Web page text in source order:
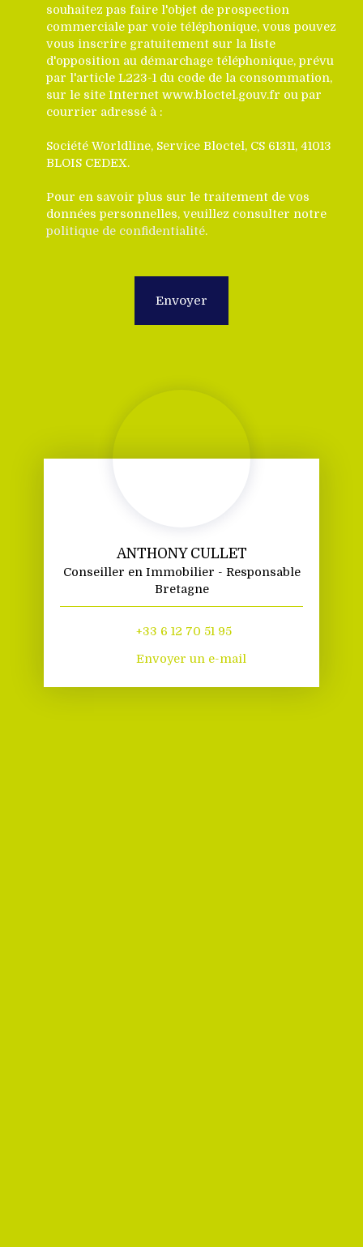
souhaitez pas faire l'objet de prospection
commerciale par voie téléphonique, vous pouvez
vous inscrire gratuitement sur la liste
d'opposition au démarchage téléphonique, prévu
par l'article L223-1 du code de la consommation,
sur le site Internet www.bloctel.gouv.fr ou par
courrier adressé à :
Société Worldline, Service Bloctel, CS 61311, 41013
BLOIS CEDEX.
Pour en savoir plus sur le traitement de vos
données personnelles, veuillez consulter notre
politique de confidentialité.
Envoyer
ANTHONY CULLET
Conseiller en Immobilier - Responsable
Bretagne
+33 6 12 70 51 95
Envoyer un e-mail